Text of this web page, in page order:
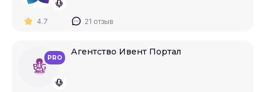
4.7 21 отзыв
PRO
Агентство Ивент Портал